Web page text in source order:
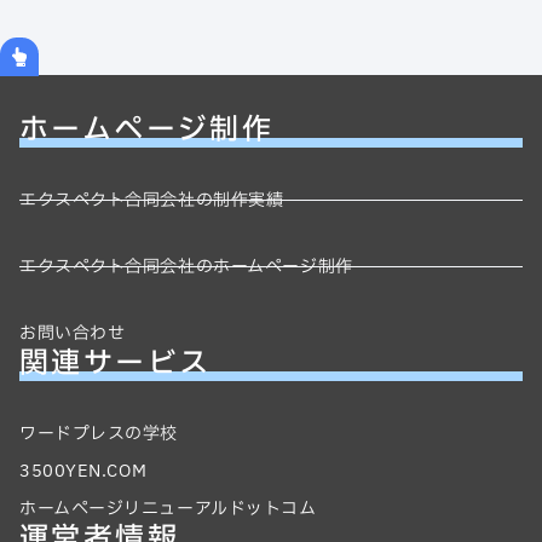
ホームページ制作
エクスペクト合同会社の制作実績
エクスペクト合同会社のホームページ制作
お問い合わせ
関連サービス
ワードプレスの学校
3500YEN.COM
ホームページリニューアルドットコム